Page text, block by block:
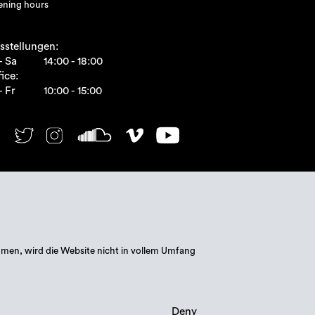
hours
Sa
14:00 - 18:00
Fr
10:00 - 15:00
wird die Website nicht in vollem Umfang
Deny